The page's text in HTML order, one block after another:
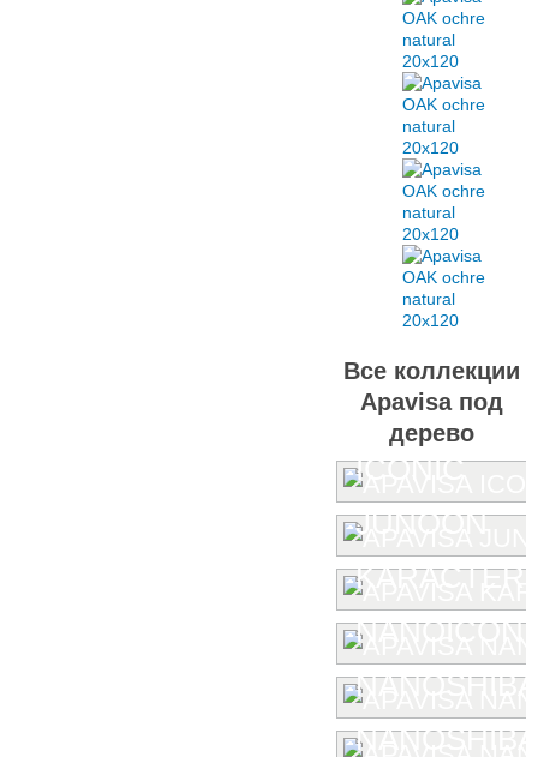
Все коллекции
Apavisa под
дерево
ICONIC
JUNOON
KARACTER
NANOSHIBA